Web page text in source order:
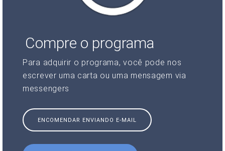
Compre o programa
Para adquirir o programa, você pode nos
escrever uma carta ou uma mensagem via
messengers
ENCOMENDAR ENVIANDO E-MAIL